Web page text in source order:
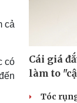
nhân
cả
có
Cái giá
làm to
Tóc